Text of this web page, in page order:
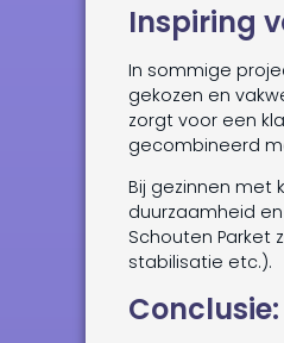
Inspiring
In sommige
gekozen en
zorgt voor een
gecombineerd
Bij gezinnen met
duurzaamheid
Schouten Parket
stabilisatie etc.).